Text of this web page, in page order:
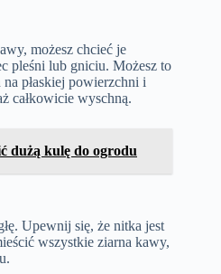
możesz chcieć je
pleśni lub gniciu. Możesz to
płaskiej powierzchni i
całkowicie wyschną.
dużą kulę do ogrodu
Upewnij się, że nitka jest
wszystkie ziarna kawy,